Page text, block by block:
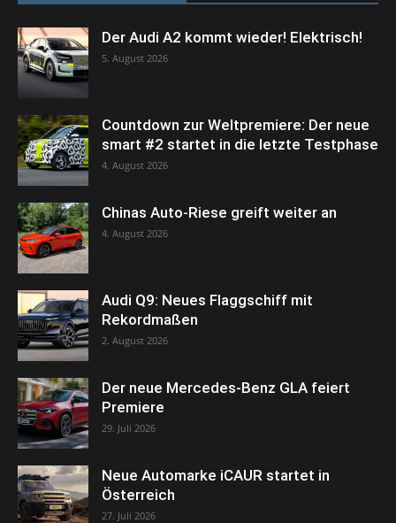
Der Audi A2 kommt wieder! Elektrisch!
5. August 2026
Countdown zur Weltpremiere: Der neue
smart #2 startet in die letzte Testphase
4. August 2026
Chinas Auto-Riese greift weiter an
4. August 2026
Audi Q9: Neues Flaggschiff mit
Rekordmaßen
2. August 2026
Der neue Mercedes-Benz GLA feiert
Premiere
29. Juli 2026
Neue Automarke iCAUR startet in
Österreich
27. Juli 2026